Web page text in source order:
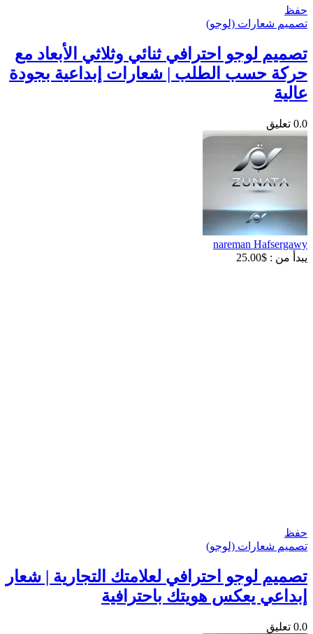
حفظ
تصميم شعارات (لوجو)
تصميم لوجو احترافي ثنائي وثلاثي الأبعاد مع
حركة حسب الطلب | شعارات إبداعية بجودة
عالية
0.0 تعليق
nareman Hafsergawy
يبدأ من :
25.00$
حفظ
تصميم شعارات (لوجو)
تصميم لوجو احترافي لعلامتك التجارية | شعار
إبداعي يعكس هويتك باحترافية
0.0 تعليق